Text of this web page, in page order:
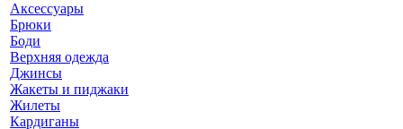
Аксессуары
Брюки
Боди
Верхняя одежда
Джинсы
Жакеты и пиджаки
Жилеты
Кардиганы